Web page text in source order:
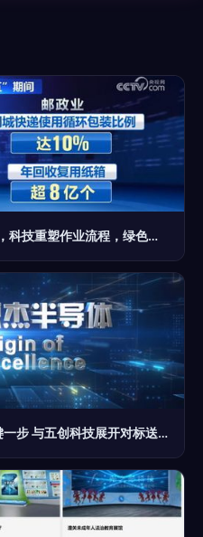
快递行业向新向智向绿加速跑，科技重塑作业流程，绿色低碳发展动能强劲
源杰科技100G光芯片迈出关键一步 与五创科技展开对标送样准备